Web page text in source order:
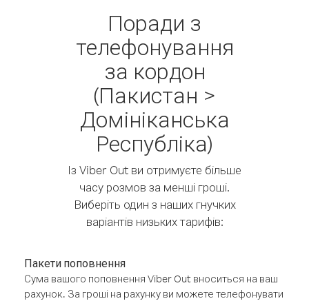
Поради з
телефонування
за кордон
(Пакистан >
Домініканська
Республіка)
Із Viber Out ви отримуєте більше
часу розмов за менші гроші.
Виберіть один з наших гнучких
варіантів низьких тарифів:
Пакети поповнення
Сума вашого поповнення Viber Out вноситься на ваш
рахунок. За гроші на рахунку ви можете телефонувати